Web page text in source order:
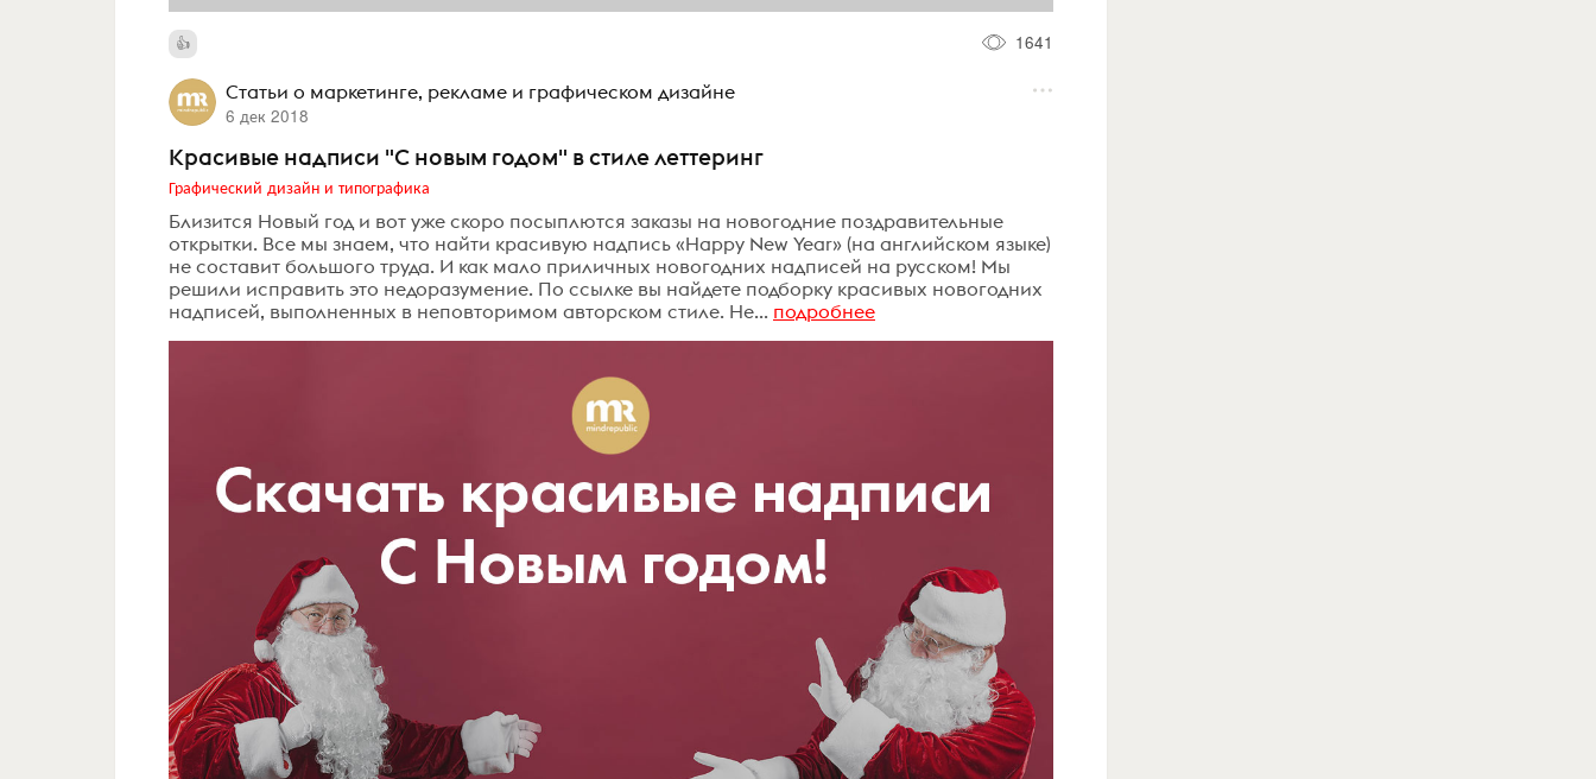
1641
Статьи о маркетинге, рекламе и графическом дизайне
6 дек 2018
Красивые надписи "С новым годом" в стиле леттеринг
Графический дизайн и типографика
Близится Новый год и вот уже скоро посыплются заказы на новогодние поздравительные
открытки. Все мы знаем, что найти красивую надпись «Happy New Year» (на английском языке)
не составит большого труда. И как мало приличных новогодних надписей на русском! Мы
решили исправить это недоразумение. По ссылке вы найдете подборку красивых новогодних
надписей, выполненных в неповторимом авторском стиле. Не... подробнее